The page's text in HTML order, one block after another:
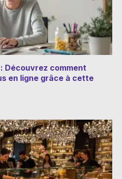
Découvrez comment
en ligne grâce à cette